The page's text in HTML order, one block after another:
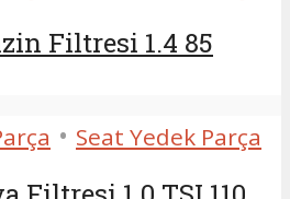
Filtresi 1.4 85
• Seat Yedek Parça